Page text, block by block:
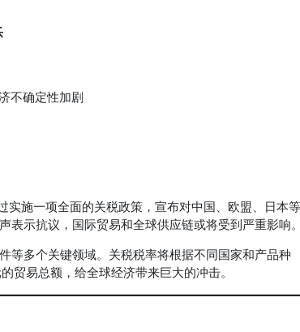
不确定性加剧
实施一项全面的关税政策，宣布对中国、欧盟、日本
表示抗议，国际贸易和全球供应链或将受到严重影响
等多个关键领域。关税税率将根据不同国家和产品种
贸易总额，给全球经济带来巨大的冲击。